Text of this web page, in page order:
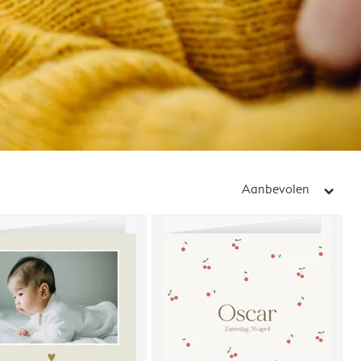
Aanbevolen arrow_right